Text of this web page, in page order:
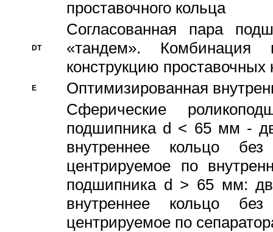
проставочного кольца
DT
Согласованная пара
«тандем».
конструкцию проставочных
E
Оптимизированная
Сферические
подшипника d < 65 мм -
внутреннее кольцо
центрируемое по
подшипника d > 65 мм:
внутреннее кольцо
центрируемое по